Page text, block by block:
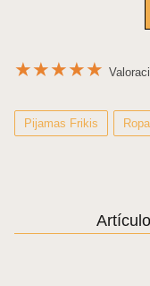
★★★★★
Pijamas Frikis Ropa